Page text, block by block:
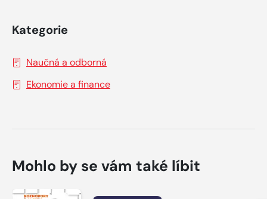
Kategorie
Naučná a odborná
Ekonomie a finance
Mohlo by se vám také líbit